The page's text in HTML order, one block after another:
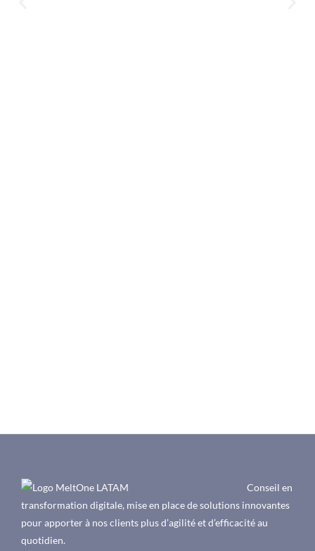
Conseil en
transformation digitale, mise en place de solutions innovantes
pour apporter à nos clients plus d’agilité et d’efficacité au
quotidien.